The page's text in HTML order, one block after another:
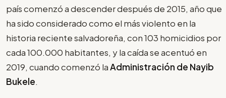
país comenzó a descender después de 2015, año que
ha sido considerado como el más violento en la
historia reciente salvadoreña, con 103 homicidios por
cada 100.000 habitantes, y la caída se acentuó en
2019, cuando comenzó laAdministración de Nayib
Bukele.